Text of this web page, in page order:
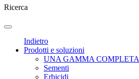
Ricerca
Indietro
Prodotti e soluzioni
UNA GAMMA COMPLETA
Sementi
Erbicidi